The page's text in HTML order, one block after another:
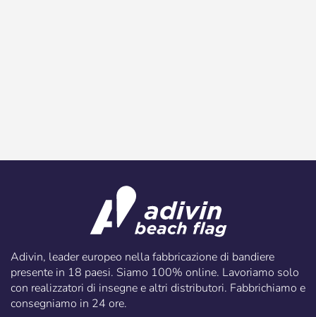
Adivin, leader europeo nella fabbricazione di bandiere
presente in 18 paesi. Siamo 100% online. Lavoriamo solo
con realizzatori di insegne e altri distributori. Fabbrichiamo e
consegniamo in 24 ore.